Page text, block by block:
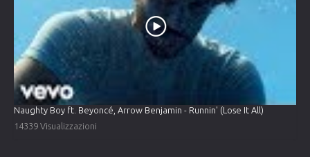
Naughty Boy ft. Beyoncé, Arrow Benjamin - Runnin' (Lose It All)
14339 Visualizzazioni